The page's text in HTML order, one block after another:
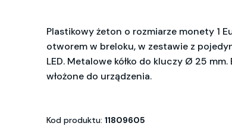
Plastikowy żeton o rozmiarze monety 1
otworem w breloku, w zestawie z
LED. Metalowe kółko do kluczy Ø 25
włożone do urządzenia.
Kod produktu: 11809605